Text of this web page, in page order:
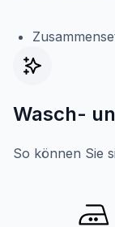
Wasch-
So können Sie